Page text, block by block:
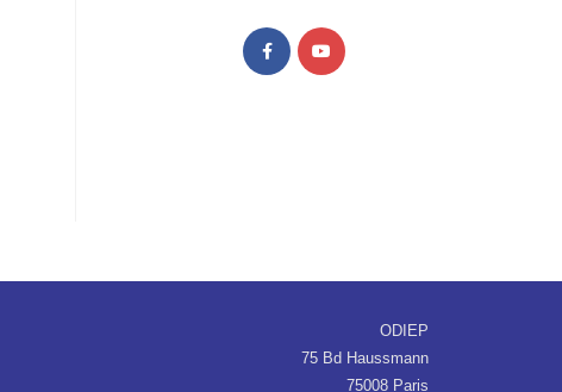
ODIEP
75 Bd Haussmann
75008 Paris